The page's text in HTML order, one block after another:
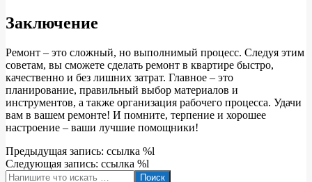
Заключение
Ремонт – это сложный, но выполнимый процесс. Следуя этим
советам, вы сможете сделать ремонт в квартире быстро,
качественно и без лишних затрат. Главное – это
планирование, правильный выбор материалов и
инструментов, а также организация рабочего процесса. Удачи
вам в вашем ремонте! И помните, терпение и хорошее
настроение – ваши лучшие помощники!
2024-
08-
12
Предыдущая запись: ссылка %l
Следующая запись: ссылка %l
Поиск